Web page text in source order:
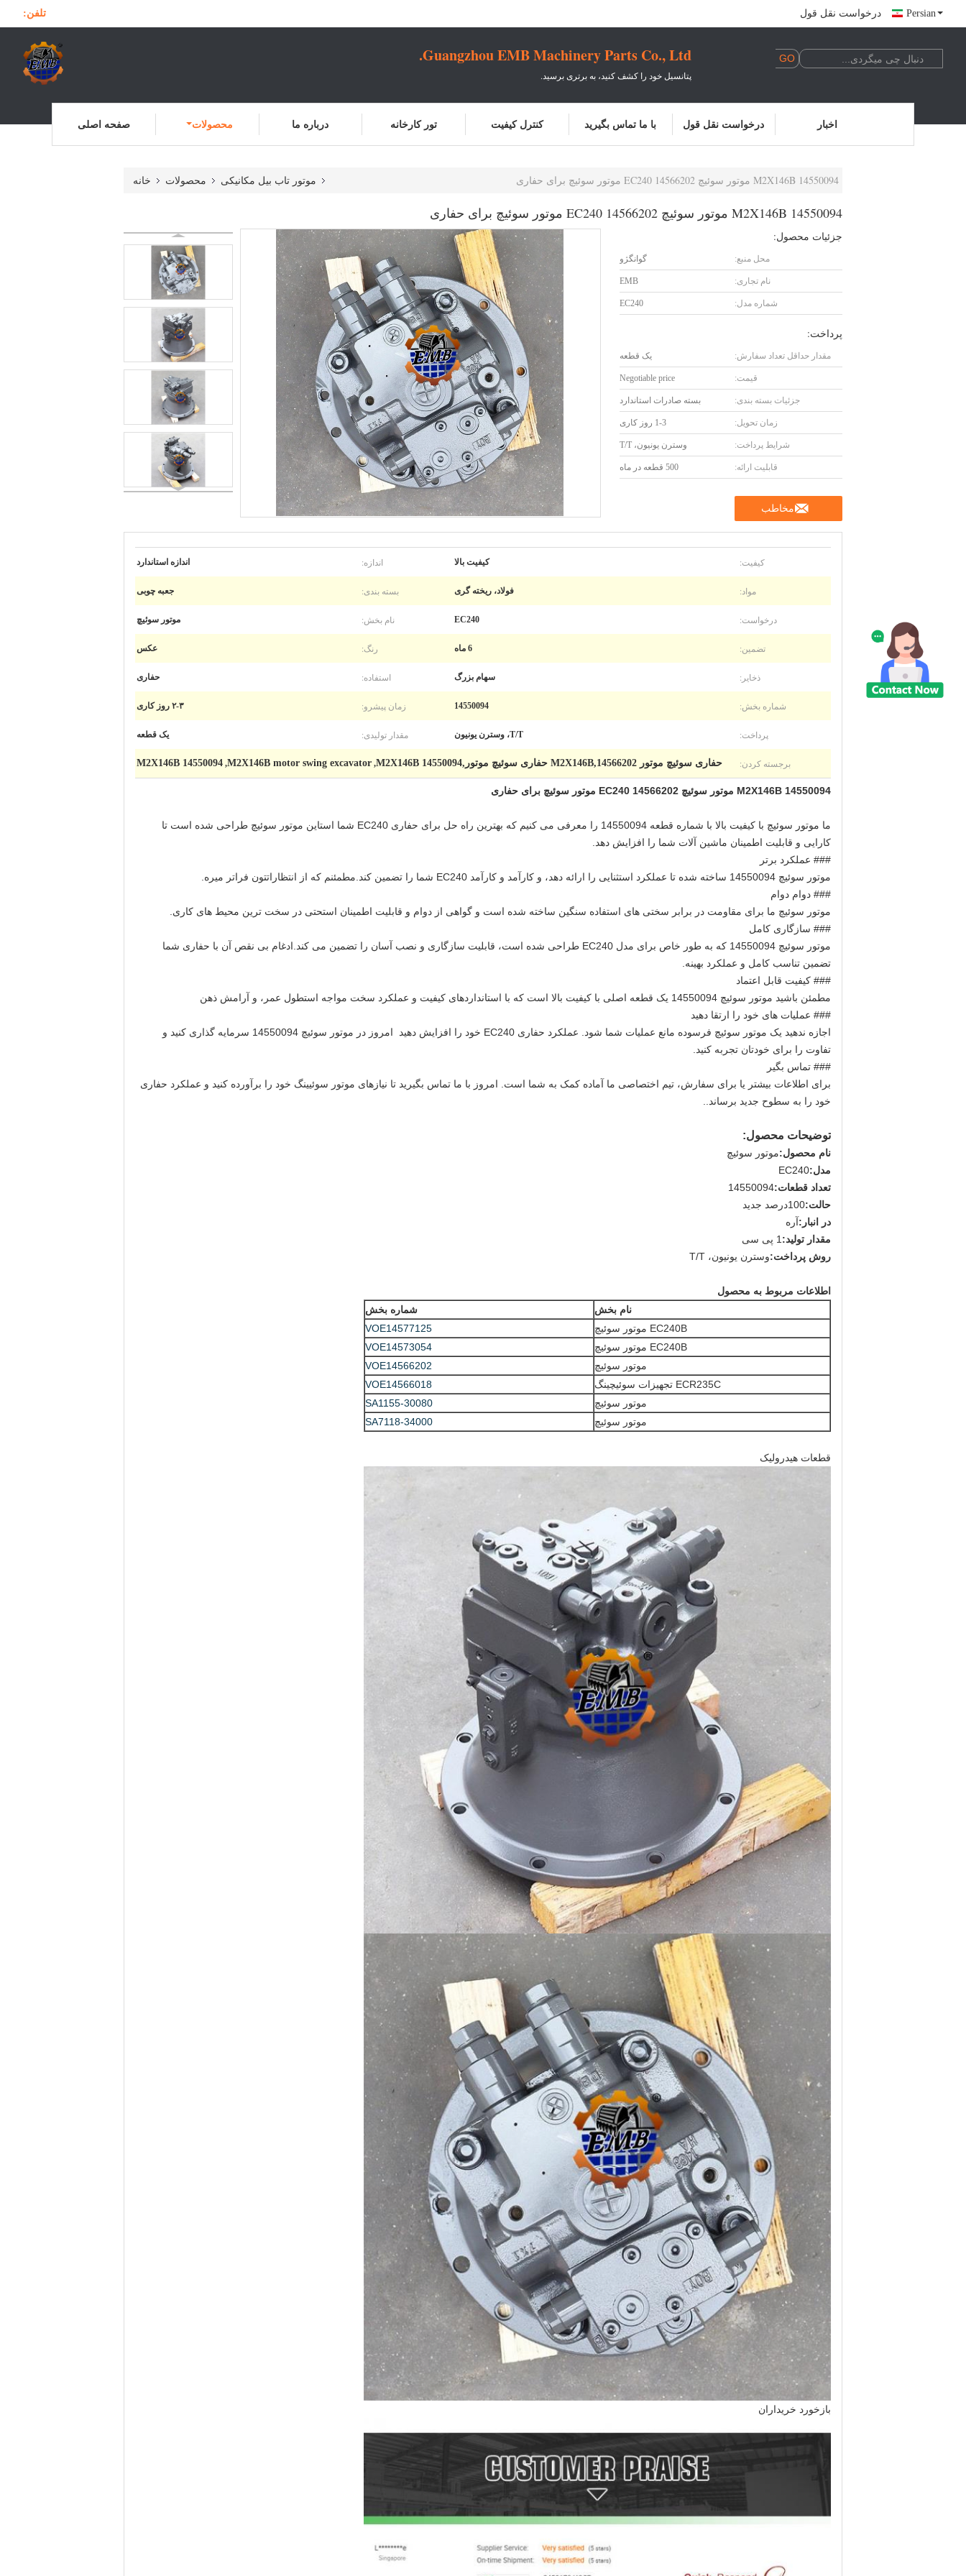
تلفن: درخواست نقل قول Persian
Guangzhou EMB Machinery Parts Co., Ltd.
پتانسیل خود را کشف کنید، به برتری برسید.
صفحه اصلی محصولات درباره ما تور کارخانه کنترل کیفیت با ما تماس بگیرید درخواست نقل قول اخبار
خانه محصولات موتور تاب بیل مکانیکی M2X146B 14550094 موتور سوئیچ EC240 14566202 موتور سوئیچ برای حفاری
M2X146B 14550094 موتور سوئیچ EC240 14566202 موتور سوئیچ برای حفاری
جزئیات محصول:
محل منبع: گوانگژو
نام تجاری: EMB
شماره مدل: EC240
پرداخت:
مقدار حداقل تعداد سفارش: یک قطعه
قیمت: Negotiable price
جزئیات بسته بندی: بسته صادرات استاندارد
زمان تحویل: 1-3 روز کاری
شرایط پرداخت: وسترن یونیون، T/T
قابلیت ارائه: 500 قطعه در ماه
مخاطب
کیفیت: کیفیت بالا اندازه: اندازه استاندارد
مواد: فولاد، ریخته گری بسته بندی: جعبه چوبی
درخواست: EC240 نام بخش: موتور سوئیچ
تضمین: 6 ماه رنگ: عکس
ذخایر: سهام بزرگ استفاده: حفاری
شماره بخش: 14550094 زمان پیشرو: ۲-۳ روز کاری
پرداخت: T/T، وسترن یونیون مقدار تولیدی: یک قطعه
برجسته کردن: حفاری سوئیچ موتور 14566202,M2X146B حفاری سوئیچ موتور,M2X146B 14550094 ,
M2X146B motor swing excavator
,
M2X146B 14550094
M2X146B 14550094 موتور سوئیچ EC240 14566202 موتور سوئیچ برای حفاری
ما موتور سوئیچ با کیفیت بالا با شماره قطعه 14550094 را معرفی می کنیم که بهترین راه حل برای حفاری EC240 شما استاین موتور سوئیچ طراحی شده است تا
کارایی و قابلیت اطمینان ماشین آلات شما را افزایش دهد.
### عملکرد برتر
موتور سوئیچ 14550094 ساخته شده تا عملکرد استثنایی را ارائه دهد، و کارآمد و کارآمد EC240 شما را تضمین کند.مطمئنم که از انتظاراتتون فراتر ميره.
### دوام دوام
موتور سوئیچ ما برای مقاومت در برابر سختی های استفاده سنگین ساخته شده است و گواهی از دوام و قابلیت اطمینان استحتی در سخت ترین محیط های کاری.
### سازگاری کامل
موتور سوئیچ 14550094 که به طور خاص برای مدل EC240 طراحی شده است، قابلیت سازگاری و نصب آسان را تضمین می کند.ادغام بی نقص آن با حفاری شما
تضمین تناسب کامل و عملکرد بهینه.
### کیفیت قابل اعتماد
مطمئن باشید موتور سوئیچ 14550094 یک قطعه اصلی با کیفیت بالا است که با استانداردهای کیفیت و عملکرد سخت مواجه استطول عمر، و آرامش ذهن
### عملیات های خود را ارتقا دهید
اجازه ندهید یک موتور سوئیچ فرسوده مانع عملیات شما شود. عملکرد حفاری EC240 خود را افزایش دهید ️ امروز در موتور سوئیچ 14550094 سرمایه گذاری کنید و
تفاوت را برای خودتان تجربه کنید.
### تماس بگير
برای اطلاعات بیشتر یا برای سفارش، تیم اختصاصی ما آماده کمک به شما است. امروز با ما تماس بگیرید تا نیازهای موتور سوئیینگ خود را برآورده کنید و عملکرد حفاری
خود را به سطوح جدید برساند..
توضیحات محصول:
نام محصول:موتور سوئیچ
مدل:EC240
تعداد قطعات:14550094
حالت:100درصد جديد
در انبار:آره
مقدار تولید: 1 پی سی
روش پرداخت:وسترن یونیون، T/T
اطلاعات مربوط به محصول
نام بخش
شماره بخش
EC240B موتور سوئیچ
VOE14577125
EC240B موتور سوئیچ
VOE14573054
موتور سوئیچ
VOE14566202
ECR235C تجهیزات سوئیچینگ
VOE14566018
موتور سوئیچ
SA1155-30080
موتور سوئیچ
SA7118-34000
قطعات هیدرولیک
بازخورد خریداران